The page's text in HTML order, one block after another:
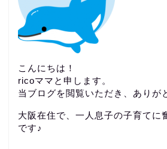
こんにちは！
ricoママと申します。
当ブログを閲覧いただき、ありが
大阪在住で、一人息子の子育てに
です♪